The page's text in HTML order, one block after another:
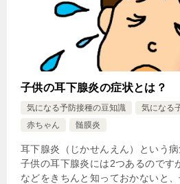
子供の耳下腺炎の症状とは？
気になる予防接種の豆知識
気になる
赤ちゃん
髄膜炎
耳下腺炎（じかせんえん）という
子供の耳下腺炎には2つあるのです
などをきちんと知っておかないと